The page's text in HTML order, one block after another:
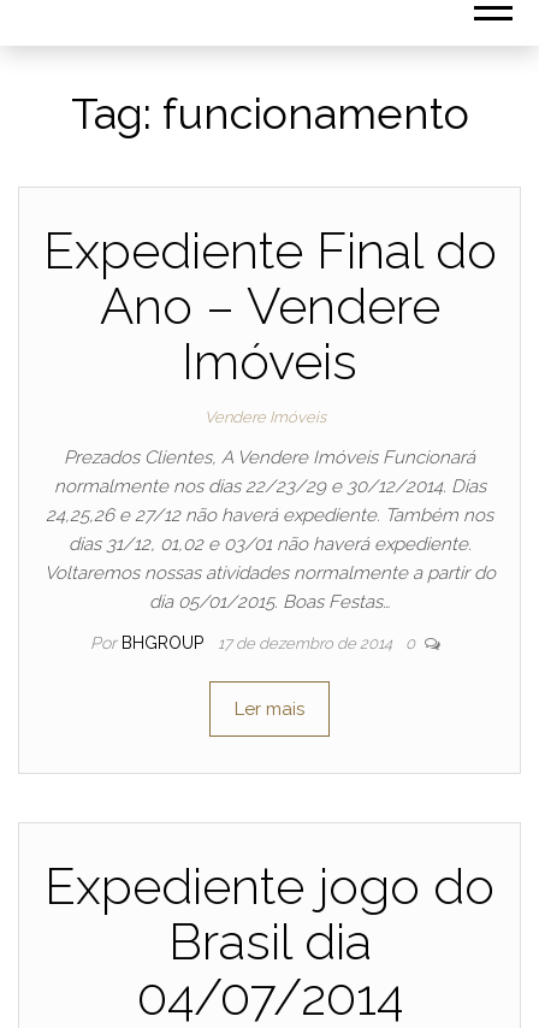
Tag: funcionamento
Expediente Final do
Ano – Vendere
Imóveis
Vendere Imóveis
Prezados Clientes, A Vendere Imóveis Funcionará
normalmente nos dias 22/23/29 e 30/12/2014. Dias
24,25,26 e 27/12 não haverá expediente. Também nos
dias 31/12, 01,02 e 03/01 não haverá expediente.
Voltaremos nossas atividades normalmente a partir do
dia 05/01/2015. Boas Festas…
Por BHGROUP 17 de dezembro de 2014 0
Ler mais
Expediente jogo do
Brasil dia
04/07/2014